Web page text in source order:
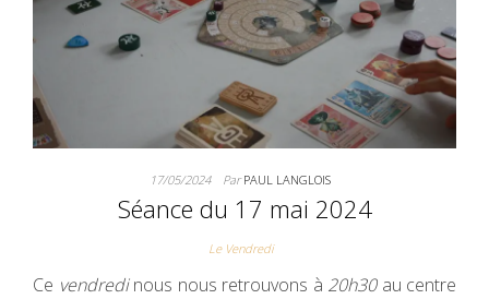
17/05/2024 ParPAUL LANGLOIS
Séance du 17 mai 2024
Le Vendredi
Ce vendredinous nous retrouvons à 20h30au centre